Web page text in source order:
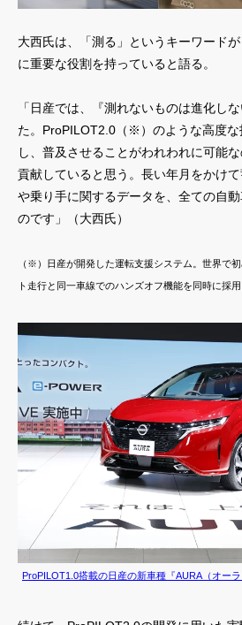
大西氏は、「測る」というキーワード
に重要な役割を持っていると語る。
「日産では、『測れないものは進化し
た。ProPILOT2.0（※）のような高度
し、普及させることがわれわれに可能
貢献していると思う。長い年月をかけ
や乗り手に関するデータを、全ての自
のです」（大西氏）
（※）日産が開発した運転支援システム。世界で
ト走行と同一車線でのハンズオフ機能を同時に採
ProPILOT1.0搭載の日産の新車種『AURA（オーラ